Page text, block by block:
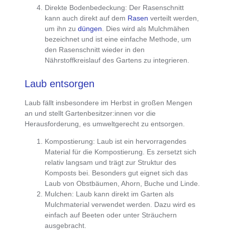
Direkte Bodenbedeckung: Der Rasenschnitt
kann auch direkt auf dem Rasen verteilt werden,
um ihn zudüngen . Dies wird als Mulchmähen
bezeichnet und ist eine einfache Methode, um
den Rasenschnitt wieder in den
Nährstoffkreislauf des Gartens zu integrieren.
Laub entsorgen
Laub fällt insbesondere im Herbst in großen Mengen
an und stellt Gartenbesitzer:innen vor die
Herausforderung, es umweltgerecht zu entsorgen.
Kompostierung: Laub ist ein hervorragendes
Material für die Kompostierung. Es zersetzt sich
relativ langsam und trägt zur Struktur des
Komposts bei. Besonders gut eignet sich das
Laub von Obstbäumen, Ahorn, Buche und Linde.
Mulchen: Laub kann direkt im Garten als
Mulchmaterial verwendet werden. Dazu wird es
einfach auf Beeten oder unter Sträuchern
ausgebracht.